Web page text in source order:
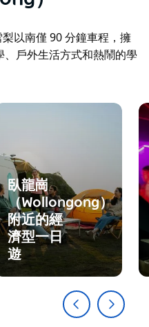
以南僅 90 分鐘車程，擁
戶外生活方式和熱鬧的學
臥龍崗
（Wollongong）
附近的經
濟型一日
遊